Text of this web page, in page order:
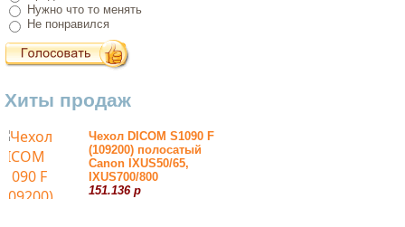
Нужно что то менять
Не понравился
Хиты продаж
Чехол DICOM S1090 F
(109200) полосатый
Canon IXUS50/65,
IXUS700/800
151.136 р